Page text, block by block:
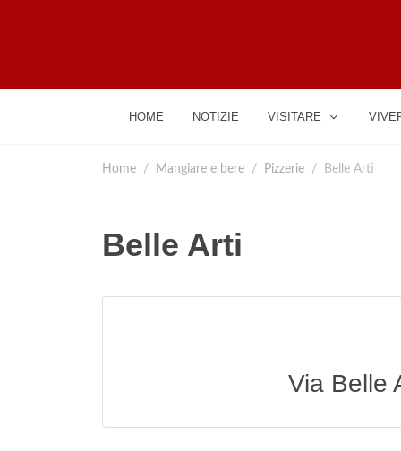
HOME NOTIZIE VISITARE
Home Mangiare e bere Pizzerie Belle Arti
Belle Arti
Via Belle